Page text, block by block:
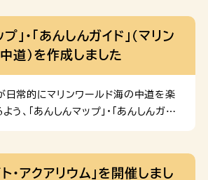
189（いち・はや・く） 「虐待されて
」など、近所に気になる子どもや心配
はご相談ください。連絡 […]
プ」・「あんしんガイド」（マリン
道）を作成しました
日常的にマリンワールド海の中道を楽
う、「あんしんマップ」・「あんしんガイ
ト・アクアリウム」を開催しまし